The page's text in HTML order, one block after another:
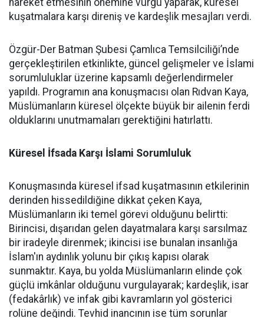
hareket etmesinin önemine vurgu yaparak, küresel
kuşatmalara karşı direniş ve kardeşlik mesajları verdi.
Özgür-Der Batman Şubesi Çamlıca Temsilciliği’nde
gerçekleştirilen etkinlikte, güncel gelişmeler ve İslami
sorumluluklar üzerine kapsamlı değerlendirmeler
yapıldı. Programın ana konuşmacısı olan Rıdvan Kaya,
Müslümanların küresel ölçekte büyük bir ailenin ferdi
olduklarını unutmamaları gerektiğini hatırlattı.
Küresel İfsada Karşı İslami Sorumluluk
Konuşmasında küresel ifsad kuşatmasının etkilerinin
derinden hissedildiğine dikkat çeken Kaya,
Müslümanların iki temel görevi olduğunu belirtti:
Birincisi, dışarıdan gelen dayatmalara karşı sarsılmaz
bir iradeyle direnmek; ikincisi ise bunalan insanlığa
İslam'ın aydınlık yolunu bir çıkış kapısı olarak
sunmaktır. Kaya, bu yolda Müslümanların elinde çok
güçlü imkânlar olduğunu vurgulayarak; kardeşlik, isar
(fedakârlık) ve infak gibi kavramların yol gösterici
rolüne değindi. Tevhid inancının ise tüm sorunlar